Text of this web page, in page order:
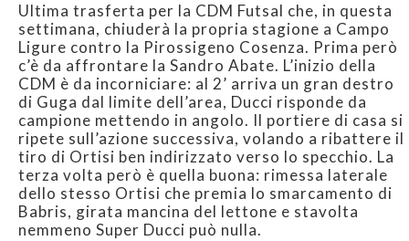
Ultima trasferta per la CDM Futsal che, in questa
settimana, chiuderà la propria stagione a Campo
Ligure contro la Pirossigeno Cosenza. Prima però
c’è da affrontare la Sandro Abate. L’inizio della
CDM è da incorniciare: al 2’ arriva un gran destro
di Guga dal limite dell’area, Ducci risponde da
campione mettendo in angolo. Il portiere di casa si
ripete sull’azione successiva, volando a ribattere il
tiro di Ortisi ben indirizzato verso lo specchio. La
terza volta però è quella buona: rimessa laterale
dello stesso Ortisi che premia lo smarcamento di
Babris, girata mancina del lettone e stavolta
nemmeno Super Ducci può nulla.